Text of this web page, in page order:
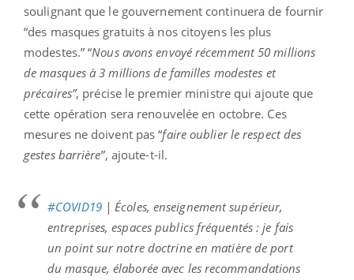
soulignant que le gouvernement continuera de fournir
“des masques gratuits à nos citoyens les plus
modestes.” “Nous avons envoyé récemment 50 millions
de masques à 3 millions de familles modestes et
précaires”, précise le premier ministre qui ajoute que
cette opération sera renouvelée en octobre. Ces
mesures ne doivent pas “faire oublier le respect des
gestes barrière”, ajoute-t-il.
#COVID19| Écoles, enseignement supérieur,
entreprises, espaces publics fréquentés : je fais
un point sur notre doctrine en matière de port
du masque, élaborée avec les recommandations